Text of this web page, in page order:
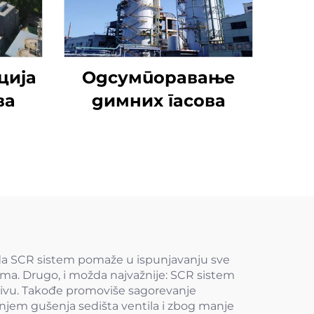
Одсумпоравање
димних гасова
SCR sistem pomaže u ispunjavanju sve
Drugo, i možda najvažnije: SCR sistem
Takođe promoviše sagorevanje
gušenja sedišta ventila i zbog manje